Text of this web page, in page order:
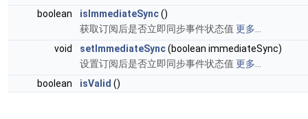
boolean
isImmediateSync()
获取订阅后是否立即同步事件状态值 更多...
void
setImmediateSync(boolean immediateSync)
设置订阅后是否立即同步事件状态值 更多...
boolean
isValid ()